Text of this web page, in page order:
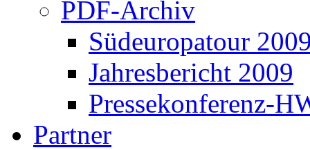
PDF-Archiv
Südeuropatour
Jahresbericht 2009
Pressekonferenz-
Partner